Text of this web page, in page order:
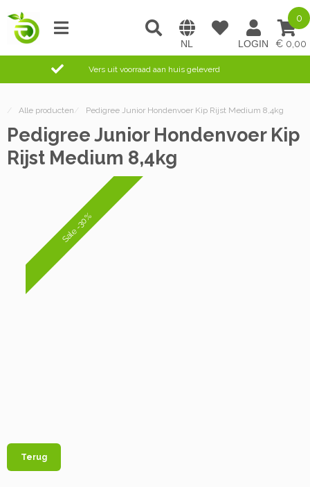
0,00
0
Vers uit voorraad aan huis geleverd
/ Alle producten / Pedigree Junior Hondenvoer Kip Rijst Medium 8,4kg
Pedigree Junior Hondenvoer Kip
Rijst Medium 8,4kg
Sale -30%
Terug